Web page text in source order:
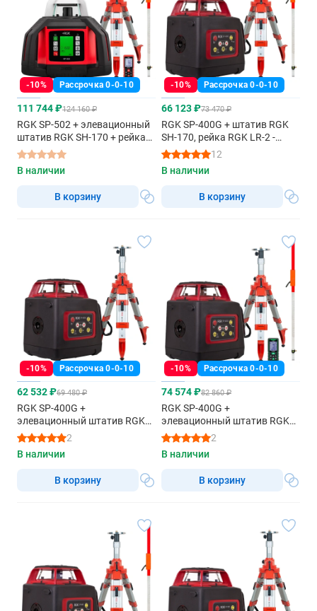
-10% Рассрочка 0-0-10
111 744 ₽124 160 ₽
RGK SP-502 + элевационный
штатив RGK SH-170 + рейка
RGK LR-2 + дальномер RGK
DL100 - ротационный
нивелир с красным лучом
В наличии
В корзину
-10% Рассрочка 0-0-10
66 123 ₽73 470 ₽
RGK SP-400G + штатив RGK
SH-170, рейка RGK LR-2 -
ротационный нивелир с
зеленым лучом
12
В наличии
В корзину
-10% Рассрочка 0-0-10
62 532 ₽69 480 ₽
RGK SP-400G +
элевационный штатив RGK
SH-170 - ротационный
нивелир с зеленым лучом
2
В наличии
В корзину
-10% Рассрочка 0-0-10
74 574 ₽82 860 ₽
RGK SP-400G +
элевационный штатив RGK
SH-170 + рейка RGK LR-2 +
дальномер RGK DL100G -
ротационный нивелир с
2
В наличии
В корзину